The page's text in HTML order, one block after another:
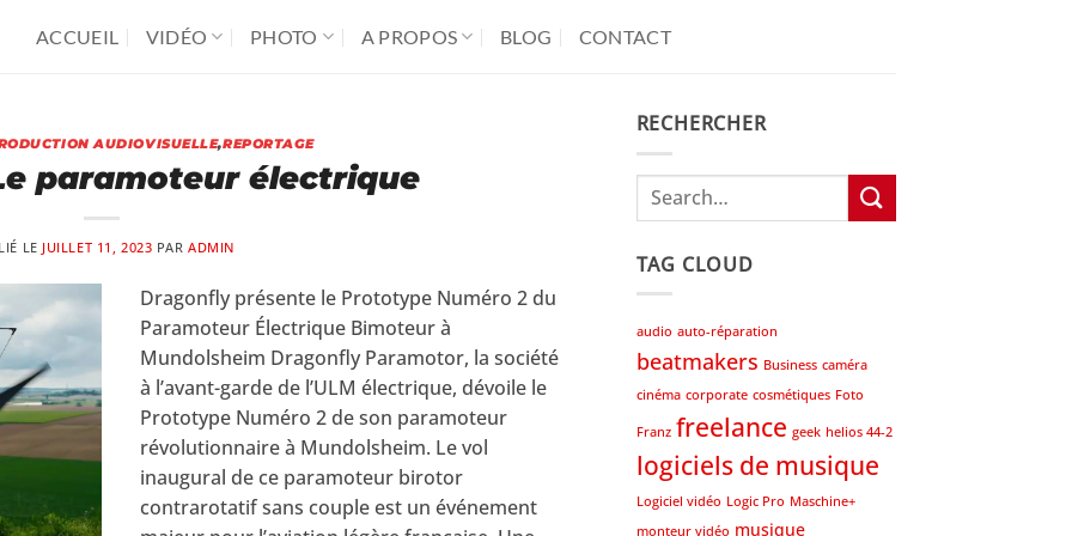
ACCUEIL VIDÉO PHOTO A PROPOS BLOG CONTACT
AUDIOVISUELLE,REPORTAGE
paramoteur électrique
LE JUILLET 11, 2023 PARADMIN
Dragonfly présente le Prototype Numéro 2 du
Paramoteur Électrique Bimoteur à
Mundolsheim Dragonfly Paramotor, la société
à l’avant-garde de l’ULM électrique, dévoile le
Prototype Numéro 2 de son paramoteur
révolutionnaire à Mundolsheim. Le vol
inaugural de ce paramoteur birotor
contrarotatif sans couple est un événement
RECHERCHER
TAG CLOUD
audio auto-réparation
beatmakers Business caméra
cinéma corporate cosmétiques Foto
Franz freelance geek helios 44-2
logiciels de musique
Logiciel vidéo Logic Pro Maschine+
monteur vidéo musique